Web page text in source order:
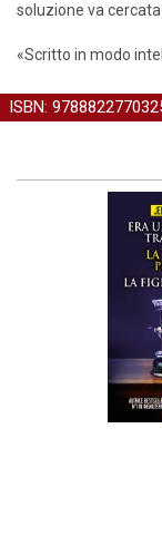
soluzione va
«Scritto in modo
ISBN: